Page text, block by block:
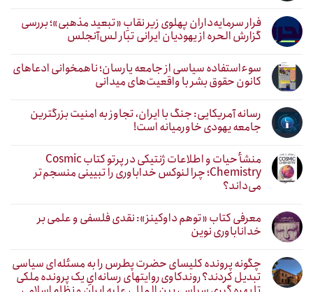
فرار سرمایه‌داران پهلوی زیر نقابِ «تبعید مذهبی»؛ بررسی
گزارش الحره از یهودیان ایرانی تبار لس‌آنجلس
سوءاستفاده سیاسی از جامعه یارسان؛ ناهمخوانی ادعاهای
کانون حقوق بشر با واقعیت‌های میدانی
رسانه آمریکایی: جنگ با ایران، تجاوز به امنیت بزرگترین
جامعه یهودی خاورمیانه است!
منشأ حیات و اطلاعات ژنتیکی در پرتو کتاب Cosmic
Chemistry؛ چرا لنوکس خداباوری را تبیینی منسجم‌تر
می‌داند؟
معرفی کتاب «توهم داوکینز»: نقدی فلسفی و علمی بر
خداناباوری نوین
چگونه پرونده کلیسای حضرت پطرس را به مسئله‌ای سیاسی
تبدیل کردند؟ روندکاوی روایتهای رسانه‌ایِ یک پرونده ملکی